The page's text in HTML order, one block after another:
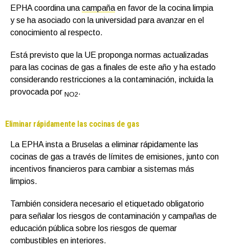
EPHA coordina una campaña en favor de la cocina limpia
y se ha asociado con la universidad para avanzar en el
conocimiento al respecto.
Está previsto que la UE proponga normas actualizadas
para las cocinas de gas a finales de este año y ha estado
considerando restricciones a la contaminación, incluida la
provocada por NO2.
Eliminar rápidamente las cocinas de gas
La EPHA insta a Bruselas a eliminar rápidamente las
cocinas de gas a través de límites de emisiones, junto con
incentivos financieros para cambiar a sistemas más
limpios.
También considera necesario el etiquetado obligatorio
para señalar los riesgos de contaminación y campañas de
educación pública sobre los riesgos de quemar
combustibles en interiores.